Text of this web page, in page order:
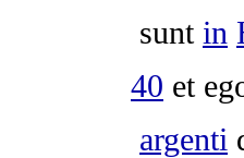
sunt in
40 et
argenti